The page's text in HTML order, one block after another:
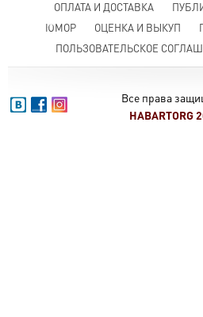
ОПЛАТА И ДОСТАВКА
ЮМОР
ОЦЕНКА И ВЫКУП
ПОЛЬЗОВАТЕЛЬСКОЕ
Все права
HABARTORG